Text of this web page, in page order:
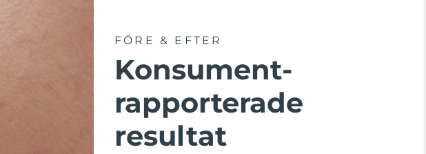
FÖRE & EFTER
Konsument-
rapporterade
resultat